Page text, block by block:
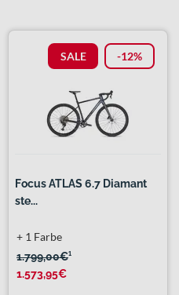
SALE -12%
Focus ATLAS 6.7 Diamant
ste...
1.799,00€¹
1.573,95€
+ 1 Farbe